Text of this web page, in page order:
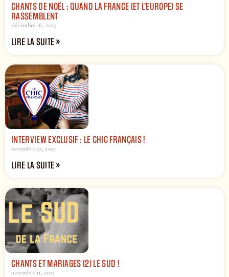
CHANTS DE NOËL : QUAND LA FRANCE (ET L’EUROPE) SE
RASSEMBLENT
décembre 16, 2025
LIRE LA SUITE »
INTERVIEW EXCLUSIF : LE CHIC FRANÇAIS !
novembre 27, 2025
LIRE LA SUITE »
CHANTS ET MARIAGES (2) LE SUD !
novembre 11, 2025